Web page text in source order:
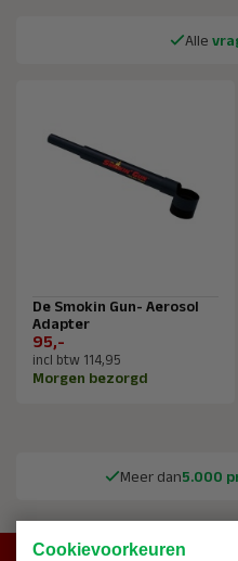
Cookievoorkeuren
Alle
De Smokin Gun- Aerosol
Adapter
95,-
incl btw 114,95
Morgen bezorgd
Meer dan5.000